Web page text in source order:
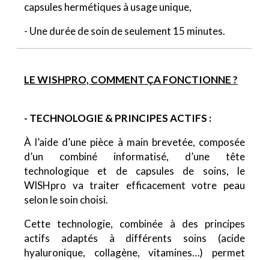
capsules hermétiques à usage unique,
- Une durée de soin de seulement 15 minutes.
LE WISHPRO, COMMENT ÇA FONCTIONNE ?
- TECHNOLOGIE & PRINCIPES ACTIFS :
À l’aide d’une pièce à main brevetée, composée
d’un combiné informatisé, d’une tête
technologique et de capsules de soins, le
WISHpro va traiter efficacement votre peau
selon le soin choisi.
Cette technologie, combinée à des principes
actifs adaptés à différents soins (acide
hyaluronique, collagène, vitamines…) permet